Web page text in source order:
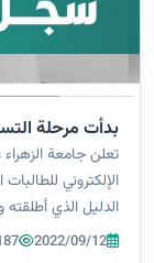
بدأت مرحلة
تعلن جامعة
الإلكتروني
الدليل الذي أطلقته
2022-2022/09/12